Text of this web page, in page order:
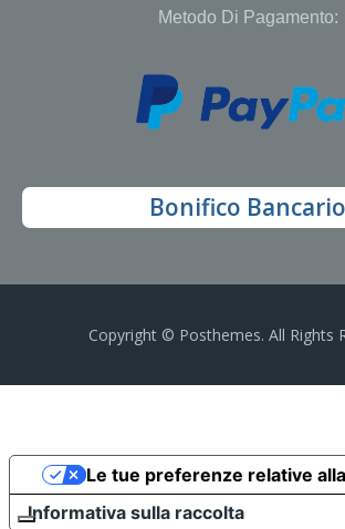
Metodo Di Pagamento:
Bonifico Bancario
Copyright © Posthemes. All Rights
Informativa sulla raccolta
Le tue preferenze relative